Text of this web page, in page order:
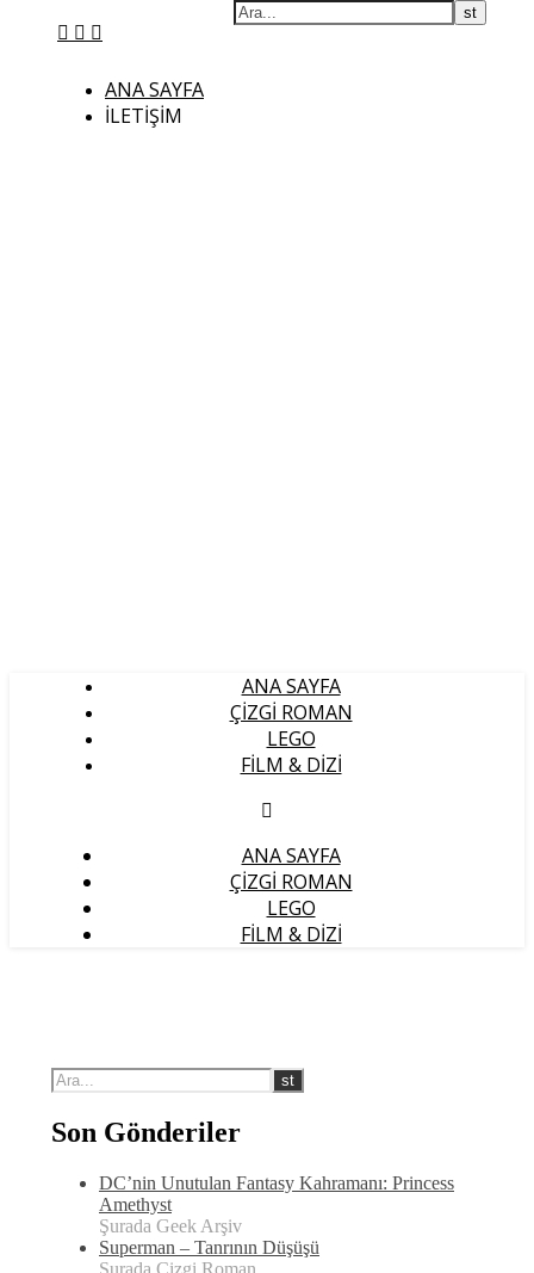
ANA SAYFA
İLETIŞIM
ANA SAYFA
ÇIZGI ROMAN
LEGO
FILM & DIZI
ANA SAYFA
ÇIZGI ROMAN
LEGO
FILM & DIZI
Son Gönderiler
DC’nin Unutulan Fantasy Kahramanı: Princess
Amethyst
Şurada Geek Arşiv
Superman – Tanrının Düşüşü
Şurada Çizgi Roman